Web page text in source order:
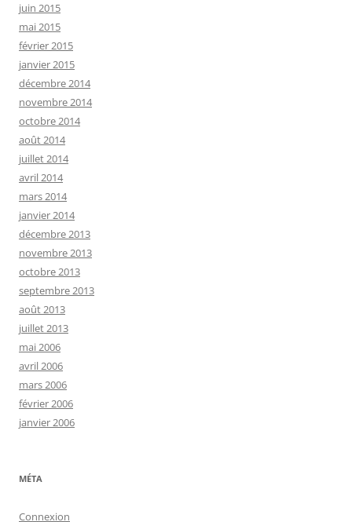
juin 2015
mai 2015
février 2015
janvier 2015
décembre 2014
novembre 2014
octobre 2014
août 2014
juillet 2014
avril 2014
mars 2014
janvier 2014
décembre 2013
novembre 2013
octobre 2013
septembre 2013
août 2013
juillet 2013
mai 2006
avril 2006
mars 2006
février 2006
janvier 2006
MÉTA
Connexion